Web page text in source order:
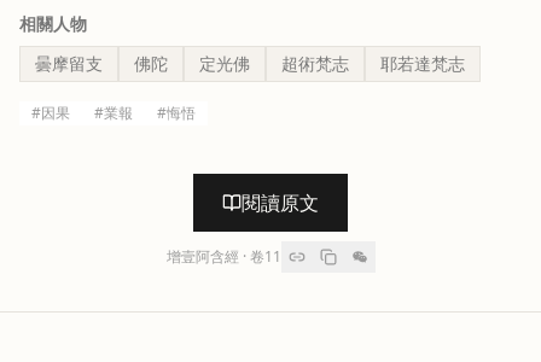
相關人物
曇摩留支
佛陀 定光佛 超術梵志 耶若達梵志
#因果 #業報 #悔悟
閱讀原文
增壹阿含經 · 卷11